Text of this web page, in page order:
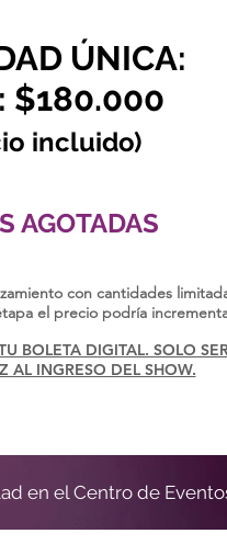
ÚNICA:
$180.000
incluido)
AGOTADAS
con cantidades
el precio podría
BOLETA DIGITAL. SOLO
AL INGRESO DEL SHOW.
en el Centro de